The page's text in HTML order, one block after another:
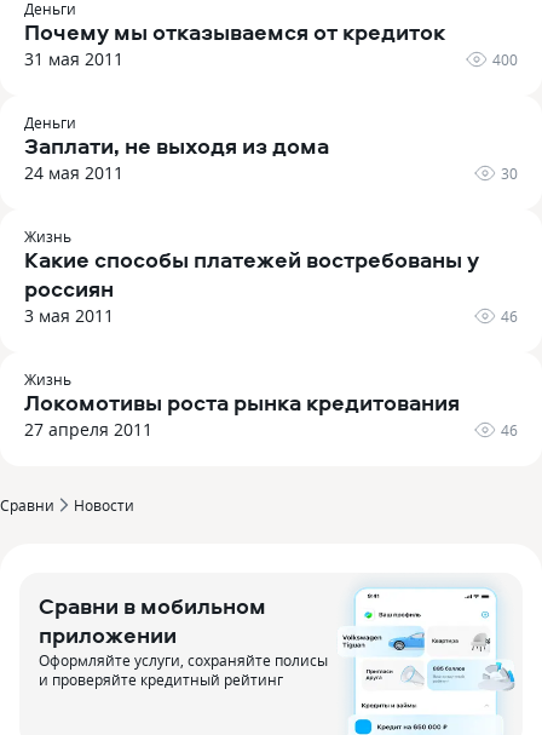
Деньги
Почему мы отказываемся от кредиток
31 мая 2011 400
Деньги
Заплати, не выходя из дома
24 мая 2011 30
Жизнь
Какие способы платежей востребованы у
россиян
3 мая 2011 46
Жизнь
Локомотивы роста рынка кредитования
27 апреля 2011 46
Сравни Новости
Сравни в мобильном
приложении
Оформляйте услуги, сохраняйте полисы
и проверяйте кредитный рейтинг